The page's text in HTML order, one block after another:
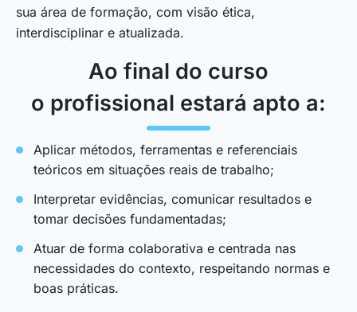
sua área de formação, com visão ética,
interdisciplinar e atualizada.
Ao final do curso
o profissional estará apto a:
Aplicar métodos, ferramentas e referenciais
teóricos em situações reais de trabalho;
Interpretar evidências, comunicar resultados e
tomar decisões fundamentadas;
Atuar de forma colaborativa e centrada nas
necessidades do contexto, respeitando normas e
boas práticas.